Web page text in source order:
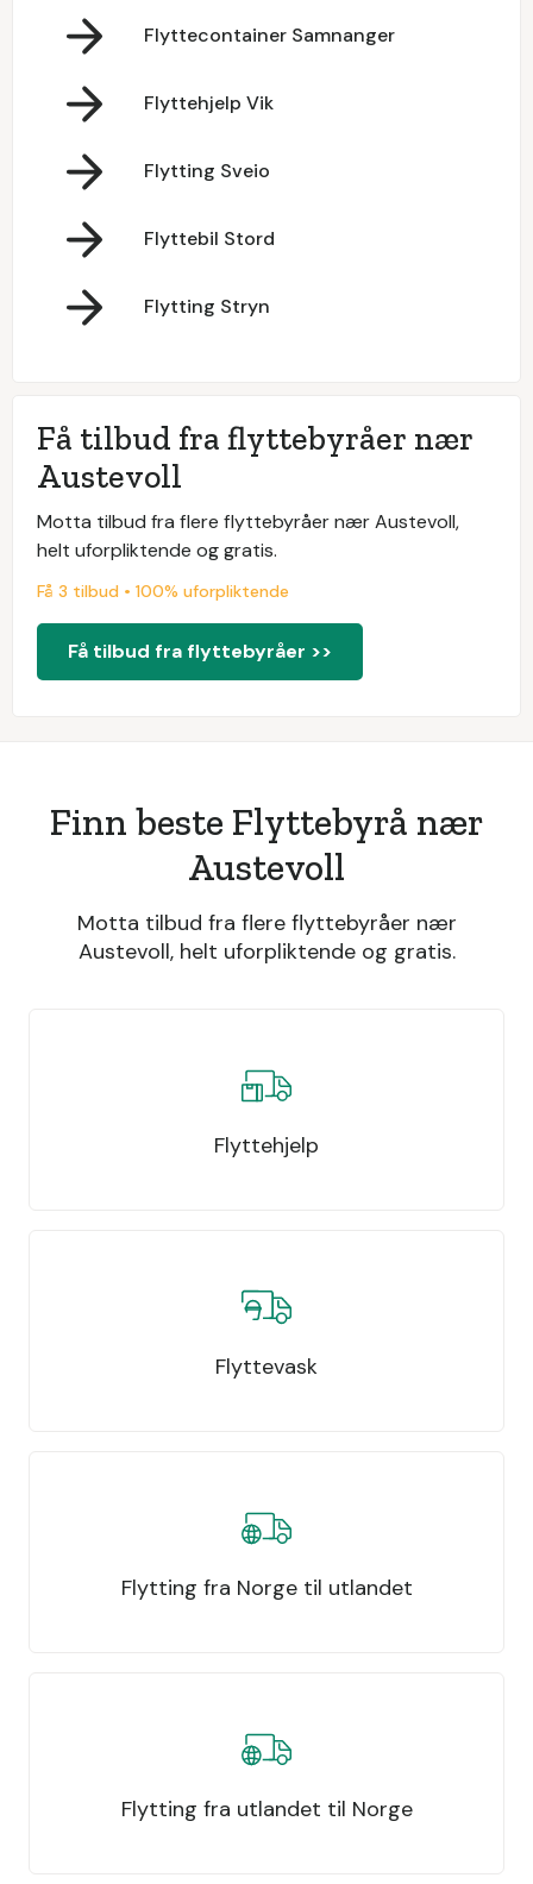
Flyttecontainer Samnanger
Flyttehjelp Vik
Flytting Sveio
Flyttebil Stord
Flytting Stryn
Få tilbud fra flyttebyråer nær
Austevoll
Motta tilbud fra flere flyttebyråer nær Austevoll,
helt uforpliktende og gratis.
Få 3 tilbud • 100% uforpliktende
Få tilbud fra flyttebyråer >>
Finn beste Flyttebyrå nær
Austevoll
Motta tilbud fra flere flyttebyråer nær
Austevoll, helt uforpliktende og gratis.
Flyttehjelp
Flyttevask
Flytting fra Norge til utlandet
Flytting fra utlandet til Norge